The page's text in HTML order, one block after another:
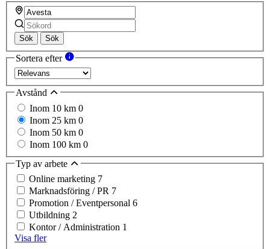
Sök Sök
Sortera efter
Avstånd
Inom 10 km 0
Inom 25 km 0
Inom 50 km 0
Inom 100 km 0
Typ av arbete
Online marketing 7
Marknadsföring / PR 7
Promotion / Eventpersonal 6
Utbildning 2
Kontor / Administration 1
Visa fler